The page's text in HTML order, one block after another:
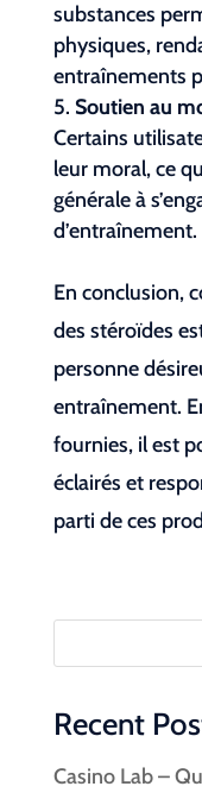
substances
physiques,
entraînements
Soutien au
Certains
leur moral, ce
générale à
d’entraînement.
En conclusion,
des stéroïdes
personne
entraînement.
fournies, il est
éclairés et
parti de ces
Recent
Casino Lab –